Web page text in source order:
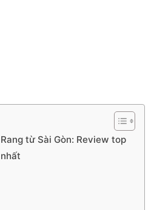
từ Sài Gòn: Review top